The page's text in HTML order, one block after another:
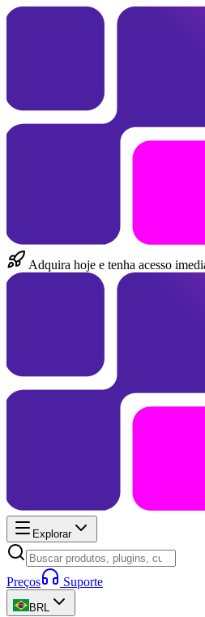
Adquira hoje e tenha acesso
Explorar
Preços Suporte
BRL